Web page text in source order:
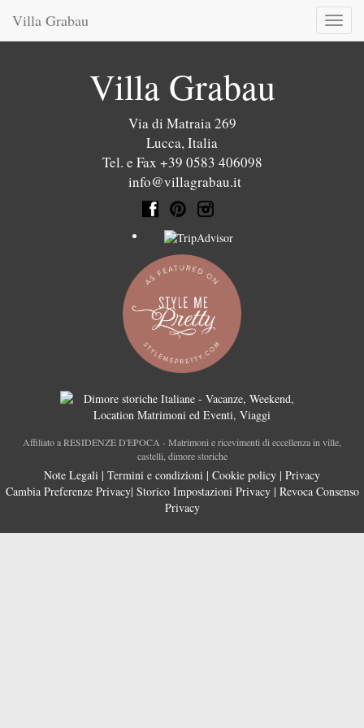
Toggle
Villa Grabau
Villa Grabau
Via di Matraia 269
Lucca,Italia
Tel. e Fax +39 0583 406098
info@villagrabau.it
Affiliato a RESIDENZE D'EPOCA - Matrimoni e ricevimenti di eccellenza in ville,
castelli, dimore storiche
Note Legali | Termini e condizioni | Cookie policy | Privacy
Cambia Preferenze Privacy| Storico Impostazioni Privacy| Revoca Consenso
Privacy